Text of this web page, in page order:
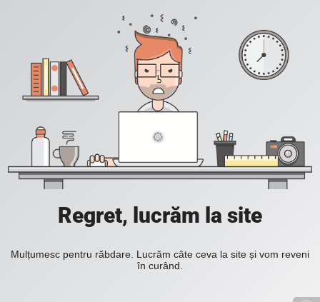
Regret, lucrăm la site
Mulțumesc pentru răbdare. Lucrăm câte ceva la site și vom reveni
în curând.